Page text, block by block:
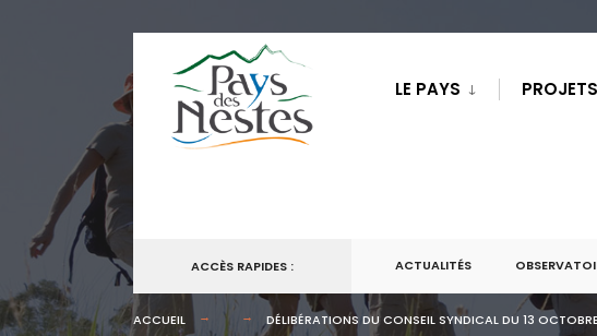
LE PAYS
ACCÈS RAPIDES : ACTUALITÉS
ACCUEIL DÉLIBÉRATIONS DU CONSEIL SYNDICAL DU 13